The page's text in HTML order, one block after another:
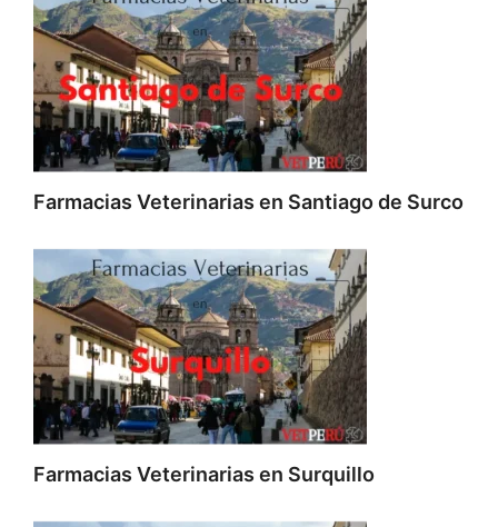
Farmacias Veterinarias en Santiago de Surco
Farmacias Veterinarias en Surquillo